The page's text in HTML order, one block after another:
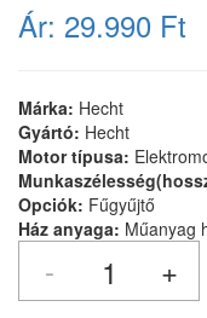
Ár: 29.990 Ft
Márka: Hecht
Gyártó: Hecht
Motor típusa:
Opciók: Fűgyűjtő
Ház anyaga: Műanyag